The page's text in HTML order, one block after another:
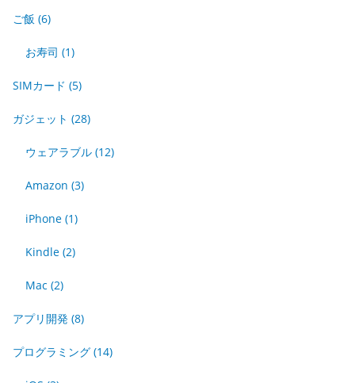
ご飯 (6)
お寿司 (1)
SIMカード (5)
ガジェット (28)
ウェアラブル (12)
Amazon (3)
iPhone (1)
Kindle (2)
Mac (2)
アプリ開発 (8)
プログラミング (14)